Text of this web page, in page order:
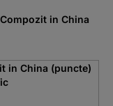
in China